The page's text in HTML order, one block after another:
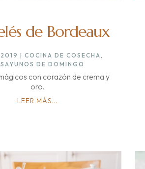
de Bordeaux
|COCINA DE COSECHA ,
DE DOMINGO
con corazón de crema y
oro.
LEER MÁS...